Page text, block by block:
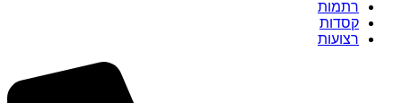
רתמות
קסדות
רצועות